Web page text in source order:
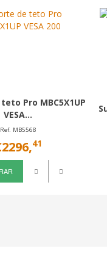
Pro MBC5X1UP
VESA...
Ref. MB5568
41